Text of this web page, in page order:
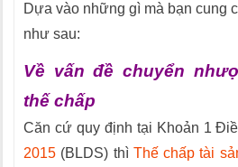
Dựa vào những gì mà bạn cung
như sau:
Về vấn đề chuyển
thế chấp
Căn cứ quy định tại Khoản 1
2015 (BLDS) thì Thế chấp tài